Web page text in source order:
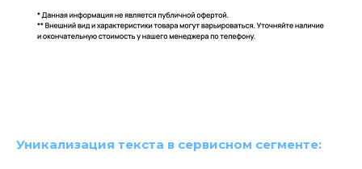
Уникализация текста в сервисном сегменте: